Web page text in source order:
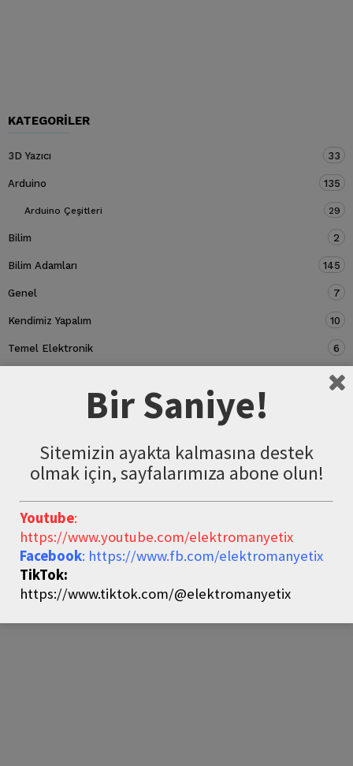
KATEGORILER
3D Yazıcı 33
Arduino 135
Arduino Çeşitleri 29
Bilim 2
Bilim Adamları 145
Genel 7
Kendimiz Yapalım 10
Temel Elektronik 6
5
Bir Saniye!
Sitemizin ayakta kalmasına destek
olmak için, sayfalarımıza abone olun!
Youtube:
https://www.youtube.com/elektromanyetix
Facebook: https://www.fb.com/elektromanyetix
TikTok:
https://www.tiktok.com/@elektromanyetix